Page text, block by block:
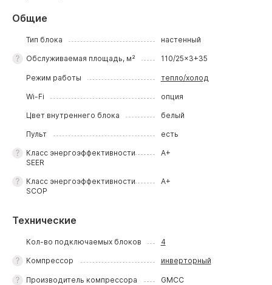
Общие
Тип блока настенный
Обслуживаемая площадь, м² 110/25x3+35
Режим работы тепло/холод
Wi-Fi опция
Цвет внутреннего блока белый
Пульт есть
Класс энергоэффективности
SEER
A+
Класс энергоэффективности
SCOP
A+
Технические
Кол-во подключаемых блоков 4
Компрессор инверторный
Производитель компрессора GMCC